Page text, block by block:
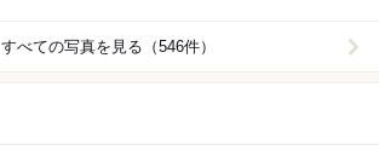
すべての写真を見る（546件）